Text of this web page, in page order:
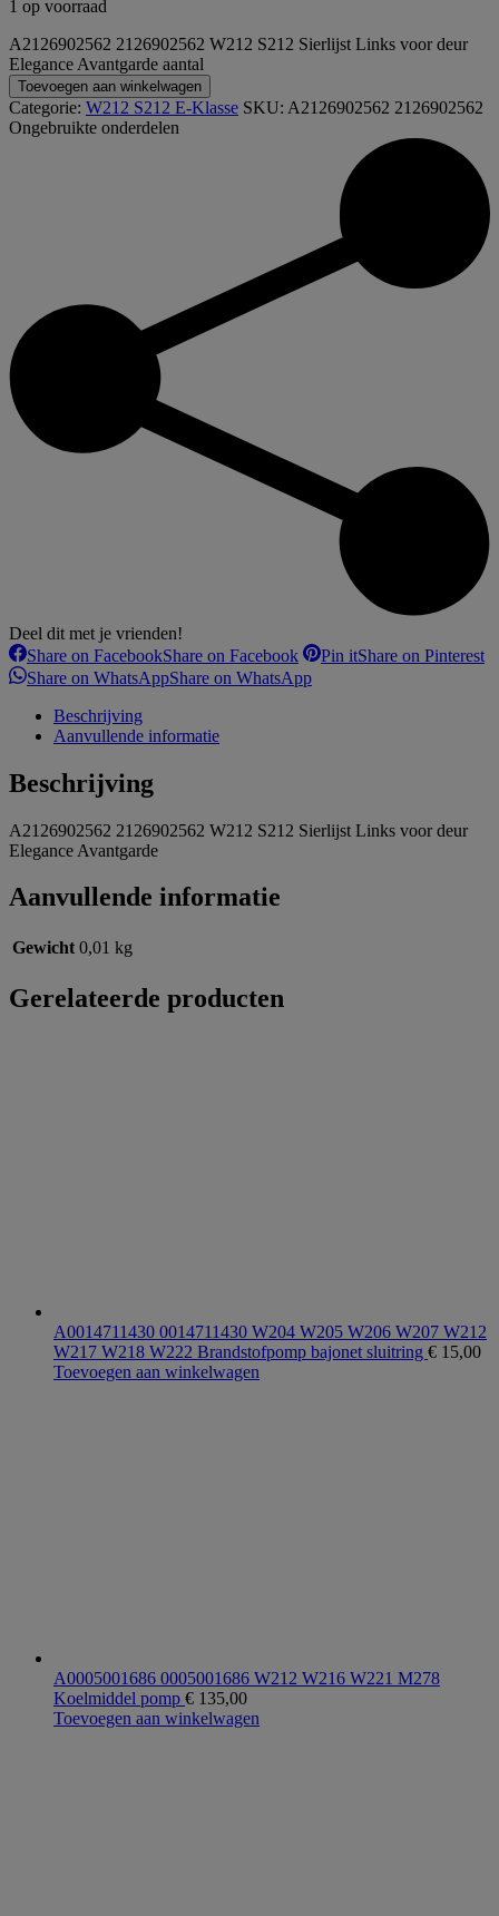
1 op voorraad
A2126902562 2126902562 W212 S212 Sierlijst Links voor deur
Elegance Avantgarde aantal
Toevoegen aan winkelwagen
Categorie: W212 S212 E-Klasse SKU: A2126902562 2126902562
Ongebruikte onderdelen
Deel dit met je vrienden!
Share on FacebookShare on Facebook Pin itShare on Pinterest
Share on WhatsAppShare on WhatsApp
Beschrijving
Aanvullende informatie
Beschrijving
A2126902562 2126902562 W212 S212 Sierlijst Links voor deur
Elegance Avantgarde
Aanvullende informatie
Gewicht 0,01 kg
Gerelateerde producten
A0014711430 0014711430 W204 W205 W206 W207 W212
W217 W218 W222 Brandstofpomp bajonet sluitring € 15,00
Toevoegen aan winkelwagen
A0005001686 0005001686 W212 W216 W221 M278
Koelmiddel pomp € 135,00
Toevoegen aan winkelwagen